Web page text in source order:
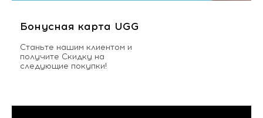
Бонусная карта UGG
Станьте нашим клиентом и
получите Скидку на
следующие покупки!